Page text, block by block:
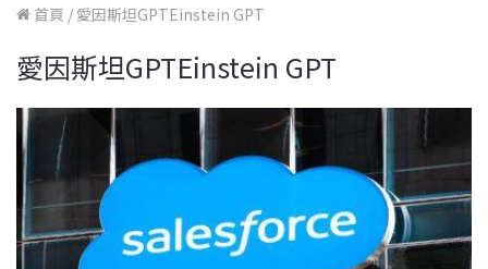
首頁 / 愛因斯坦GPTEinstein GPT
愛因斯坦GPTEinstein GPT